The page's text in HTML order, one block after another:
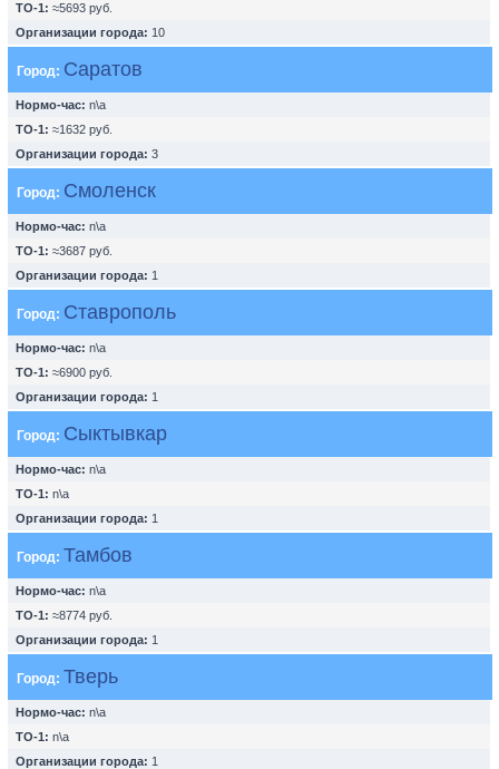
ТО-1: ≈5693 руб.
Организации города: 10
Город: Саратов
Нормо-час: n\a
ТО-1: ≈1632 руб.
Организации города: 3
Город: Смоленск
Нормо-час: n\a
ТО-1: ≈3687 руб.
Организации города: 1
Город: Ставрополь
Нормо-час: n\a
ТО-1: ≈6900 руб.
Организации города: 1
Город: Сыктывкар
Нормо-час: n\a
ТО-1: n\a
Организации города: 1
Город: Тамбов
Нормо-час: n\a
ТО-1: ≈8774 руб.
Организации города: 1
Город: Тверь
Нормо-час: n\a
ТО-1: n\a
Организации города: 1